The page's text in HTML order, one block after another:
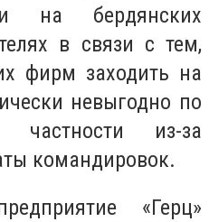
на бердянских
в связи с тем,
фирм заходить на
невыгодно по
из-за
командировок.
«Герц»